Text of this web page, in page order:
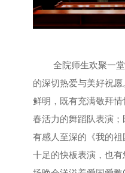
全院师生欢聚一
的深切热爱与美好祝
鲜明，既有充满敬拜
春活力的舞蹈队表演
有感人至深的《我的
十足的快板表演，也